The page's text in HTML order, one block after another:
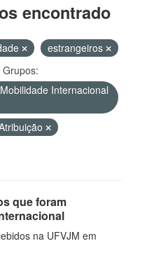
encontrado
estrangeiros
Grupos:
Internacional
que foram
na UFVJM em